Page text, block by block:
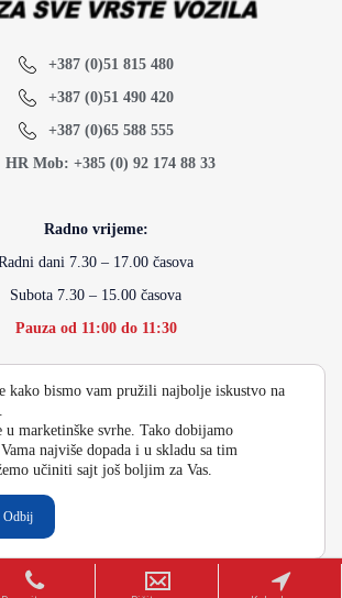
+387 (0)51 815 480
+387 (0)51 490 420
+387 (0)65 588 555
HR Mob: +385 (0) 92 174 88 33
Radno vrijeme:
dani 7.30 – 17.00 časova
Subota 7.30 – 15.00 časova
Pauza od 11:00 do 11:30
info@energydoo.com
2026 Copyright Energy Auto Gume
kako bismo vam pružili najbolje iskustvo na
u marketinške svrhe. Tako dobijamo
najviše dopada i u skladu sa tim
učiniti sajt još boljim za Vas.
Odbij